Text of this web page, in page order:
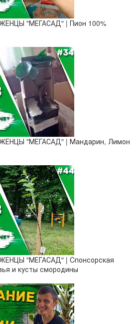
"МЕГАСАД" | Пион 100%
"МЕГАСАД" | Мандарин, Лимон
"МЕГАСАД" | Cпонсорская
и кусты смородины